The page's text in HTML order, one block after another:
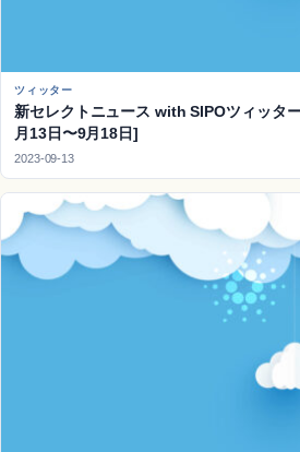
ツィッター
新セレクトニュース with SIPOツィッタ
月13日〜9月18日]
2023-09-13